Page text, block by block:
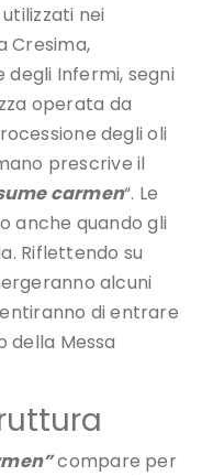
nei
Cresima,
degli Infermi, segni
operata da
degli oli
prescrive il
carmen“. Le
anche quando gli
Riflettendo su
alcuni
di entrare
della Messa
compare per